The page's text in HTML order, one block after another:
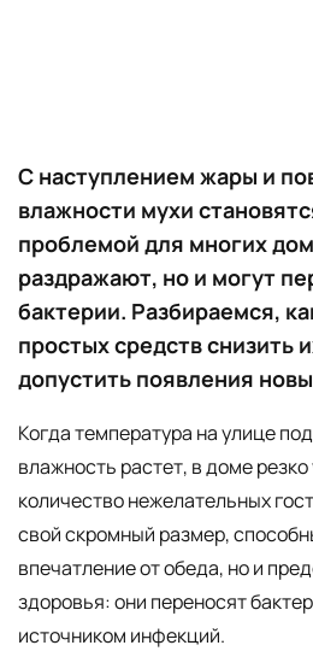
С наступлением жары и
влажности мухи
проблемой для многих
раздражают, но и могут
бактерии. Разбираемся,
простых средств снизить
допустить появления
Когда температура на улице
влажность растет, в доме
количество нежелательных
свой скромный размер,
впечатление от обеда, но и
здоровья: они переносят
источником инфекций.